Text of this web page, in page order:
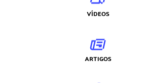
VÍDEOS
ARTIGOS